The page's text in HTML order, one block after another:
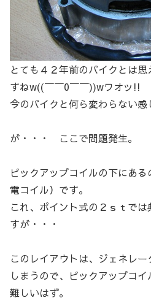
とても４２年前のバイクとは
すねw((￣￣0￣￣))wワオッ!!
今のバイクと何ら変わらない感
が・・・ ここで問題発生。
ピックアップコイルの下にあ
電コイル）です。
これ、ポイント式の２ｓｔで
すが・・・
このレイアウトは、ジェネレ
しまうので、ピックアップコ
難しいはず。